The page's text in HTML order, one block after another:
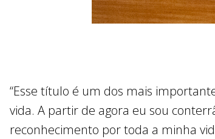
“Esse título é um dos mais
vida. A partir de agora eu sou
reconhecimento por toda a minha